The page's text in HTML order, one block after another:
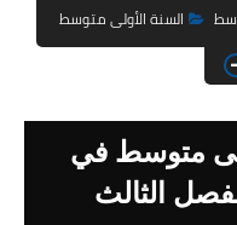
الثانية ابتدائي
الثالثة ابتدائي
الرابعة ابتدائي
الخامسة ابتدائي
السنة الأولى متوسط
متوسط في
الثالث